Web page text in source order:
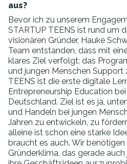
aus?
Bevor ich zu unserem
STARTUP TEENS ist rund um
visionären Gründer, Hauke
Team entstanden, dass mit
klares Ziel verfolgt: das
und jungen Menschen Support
TEENS ist die erste digitale
Entrepreneurship Education
Deutschland. Ziel ist es ja,
und Handeln bei jungen
Jahren zu entwickeln, zu
alleine ist schon eine starke
braucht es auch. Wir
Gründerklima, das gerade